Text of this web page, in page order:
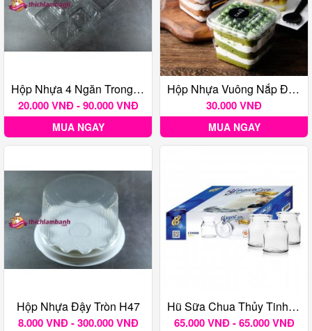
Hộp Nhựa 4 Ngăn Trong Nắp Gập Mã Số H161
20.000 VNĐ - 90.000 VNĐ
MUA NGAY
Hộp Nhựa Vuông Nắp Đậy B10 (10 Cái)
30.000 VNĐ
MUA NGAY
Hộp Nhựa Đậy Tròn H47
8.000 VNĐ - 300.000 VNĐ
Hũ Sữa Chua Thủy Tinh Lốc 12 Hũ
65.000 VNĐ - 65.000 VNĐ